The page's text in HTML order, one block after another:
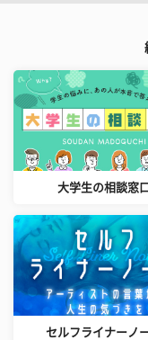
大学生の相談窓口
セルフライナーノ